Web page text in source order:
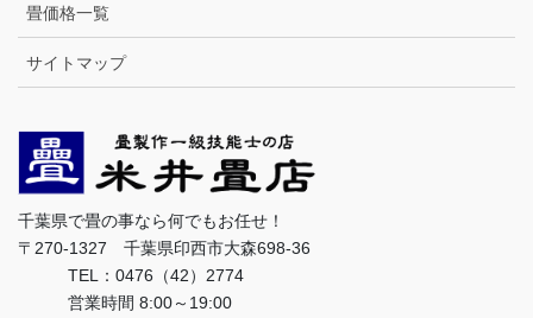
畳価格一覧
サイトマップ
千葉県で畳の事なら何でもお任せ！
〒270-1327 千葉県印西市大森698-36
TEL：0476（42）2774
営業時間 8:00～19:00